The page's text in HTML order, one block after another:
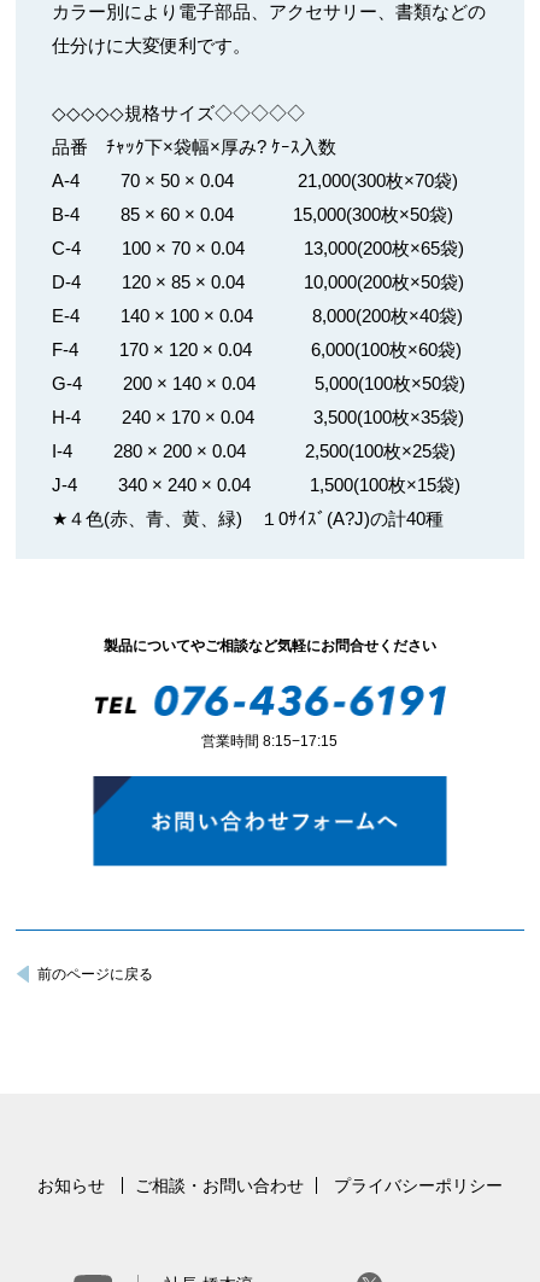
カラー別により電子部品、アクセサリー、書類などの
仕分けに大変便利です。
◇◇◇◇◇規格サイズ◇◇◇◇◇
品番 ﾁｬｯｸ下×袋幅×厚み? ｹｰｽ入数
A-4 70 × 50 × 0.04 21,000(300枚×70袋)
B-4 85 × 60 × 0.04 15,000(300枚×50袋)
C-4 100 × 70 × 0.04 13,000(200枚×65袋)
D-4 120 × 85 × 0.04 10,000(200枚×50袋)
E-4 140 × 100 × 0.04 8,000(200枚×40袋)
F-4 170 × 120 × 0.04 6,000(100枚×60袋)
G-4 200 × 140 × 0.04 5,000(100枚×50袋)
H-4 240 × 170 × 0.04 3,500(100枚×35袋)
I-4 280 × 200 × 0.04 2,500(100枚×25袋)
J-4 340 × 240 × 0.04 1,500(100枚×15袋)
★４色(赤、青、黄、緑) １0ｻｲｽﾞ(A?J)の計40種
製品についてやご相談など気軽にお問合せください
営業時間 8:15−17:15
前のページに戻る
お知らせ ご相談・お問い合わせ プライバシーポリシー